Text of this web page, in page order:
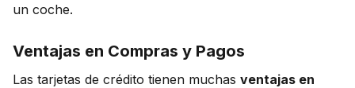
un coche.
Ventajas en Compras y Pagos
Las tarjetas de crédito tienen muchas ventajas en